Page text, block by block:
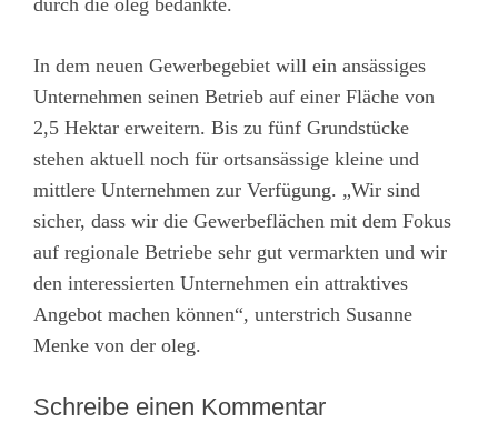
durch die oleg bedankte.
In dem neuen Gewerbegebiet will ein ansässiges
Unternehmen seinen Betrieb auf einer Fläche von
2,5 Hektar erweitern. Bis zu fünf Grundstücke
stehen aktuell noch für ortsansässige kleine und
mittlere Unternehmen zur Verfügung. „Wir sind
sicher, dass wir die Gewerbeflächen mit dem Fokus
auf regionale Betriebe sehr gut vermarkten und wir
den interessierten Unternehmen ein attraktives
Angebot machen können“, unterstrich Susanne
Menke von der oleg.
Schreibe einen Kommentar